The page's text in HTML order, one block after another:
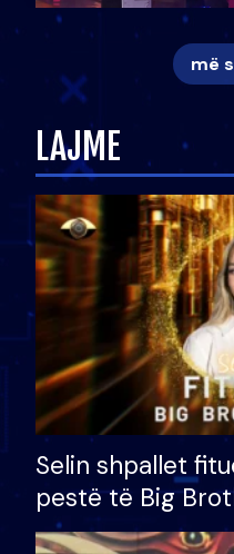
më
LAJME
Selin shpallet
pestë të Big
çmimin e madh